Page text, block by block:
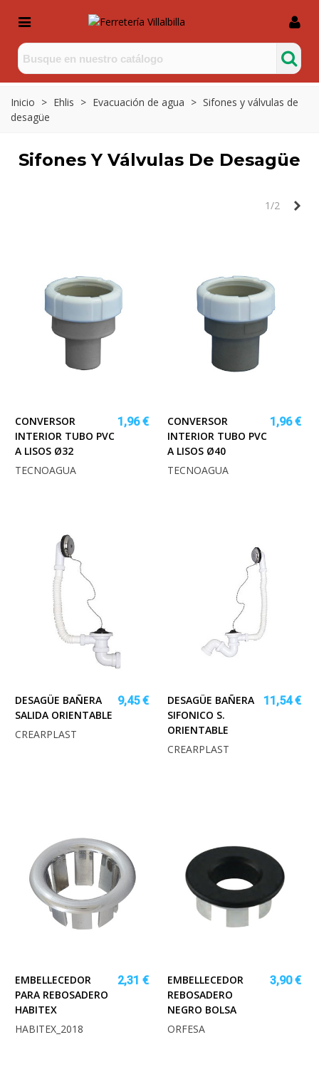
Inicio > Ehlis > Evacuación de agua > Sifones y válvulas de
desagüe
Sifones Y Válvulas De Desagüe
1/2
CONVERSOR
INTERIOR TUBO PVC
A LISOS Ø32
1,96 €
TECNOAGUA
CONVERSOR
INTERIOR TUBO PVC
A LISOS Ø40
1,96 €
TECNOAGUA
DESAGÜE BAÑERA
SALIDA ORIENTABLE
9,45 €
CREARPLAST
DESAGÜE BAÑERA
SIFONICO S.
ORIENTABLE
11,54 €
CREARPLAST
EMBELLECEDOR
PARA REBOSADERO
HABITEX
2,31 €
HABITEX_2018
EMBELLECEDOR
REBOSADERO
NEGRO BOLSA
3,90 €
ORFESA